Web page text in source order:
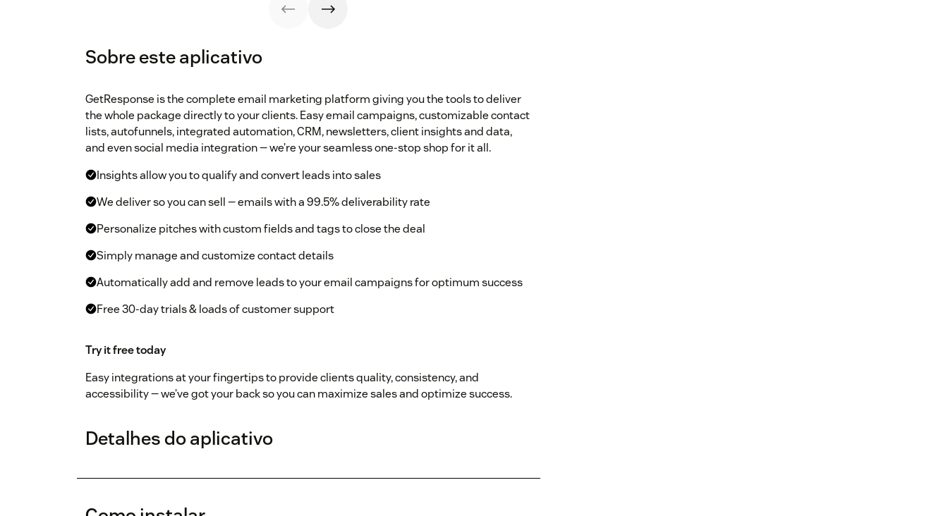
Sobre este aplicativo
GetResponse is the complete email marketing platform giving you the tools to deliver
the whole package directly to your clients. Easy email campaigns, customizable contact
lists, autofunnels, integrated automation, CRM, newsletters, client insights and data,
and even social media integration — we’re your seamless one-stop shop for it all.
Insights allow you to qualify and convert leads into sales
We deliver so you can sell — emails with a 99.5% deliverability rate
Personalize pitches with custom fields and tags to close the deal
Simply manage and customize contact details
Automatically add and remove leads to your email campaigns for optimum success
Free 30-day trials & loads of customer support
Try it free today
Easy integrations at your fingertips to provide clients quality, consistency, and
accessibility — we’ve got your back so you can maximize sales and optimize success.
Detalhes do aplicativo